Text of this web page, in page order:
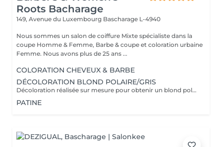
Roots Bacharage
149, Avenue du Luxembourg Bascharage L-4940
Nous sommes un salon de coiffure Mixte spécialiste dans la
coupe Homme & Femme, Barbe & coupe et coloration urbaine
Femme. Nous avons plus de 25 ans ...
COLORATION CHEVEUX & BARBE
DÉCOLORATION BLOND POLAIRE/GRIS
Décoloration réalisée sur mesure pour obtenir un blond polaire ,gris ou toute autre nuance claire . la prestation est adaptée à l'état et à la nature de vos cheveux afin de préserver leur qualité. Un devis personnalisé sera établi avant toute prestation , le tarif pouvant varier selon la longueur des cheveux ,l'épaisseur et le travail a réaliser .
PATINE